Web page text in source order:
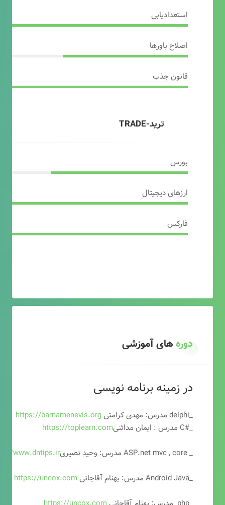
استعدادیابی
اصلاح باورها
قانون جذب
ترید-TRADE
بورس
ارزهای دیجیتال
فارکس
دورههای آموزشی
در زمینه برنامه نویسی
_delphi مدرس: مهدی کرامتی
https://barnamenevis.org
_#C مدرس : ایمان مدائنی
https://toplearn.com
_ ASP.net mvc , core مدرس: وحید نصیری
www.dntips.ir
_Android Java مدرس: بهنام آقاجانی
https://uncox.com